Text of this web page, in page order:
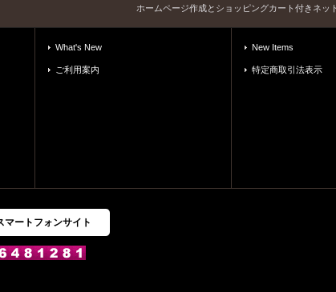
ホームページ作成とショッピングカート付きネッ
What's New
ご利用案内
New Items
特定商取引法表示
マートフォンサイト